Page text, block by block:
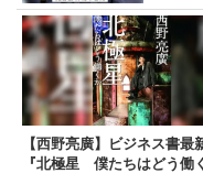
【西野亮廣】ビジネス書最
『北極星 僕たちはどう働